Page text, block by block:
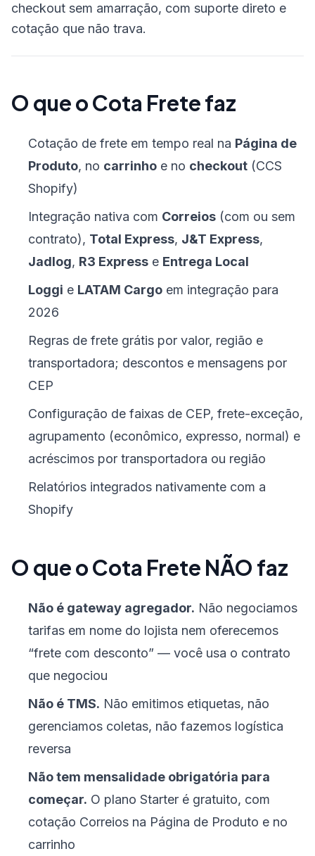
checkout sem amarração, com suporte direto e
cotação que não trava.
O que o Cota Frete faz
Cotação de frete em tempo real na Página de
Produto, no carrinho e no checkout (CCS
Shopify)
Integração nativa com Correios (com ou sem
contrato), Total Express, J&T Express,
Jadlog, R3 Express e Entrega Local
Loggi e LATAM Cargo em integração para
2026
Regras de frete grátis por valor, região e
transportadora; descontos e mensagens por
CEP
Configuração de faixas de CEP, frete-exceção,
agrupamento (econômico, expresso, normal) e
acréscimos por transportadora ou região
Relatórios integrados nativamente com a
Shopify
O que o Cota Frete NÃO faz
Não é gateway agregador. Não negociamos
tarifas em nome do lojista nem oferecemos
“frete com desconto” — você usa o contrato
que negociou
Não é TMS. Não emitimos etiquetas, não
gerenciamos coletas, não fazemos logística
reversa
Não tem mensalidade obrigatória para
começar. O plano Starter é gratuito, com
cotação Correios na Página de Produto e no
carrinho